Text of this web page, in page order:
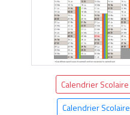
Calendrier Scolaire
Calendrier Scolaire